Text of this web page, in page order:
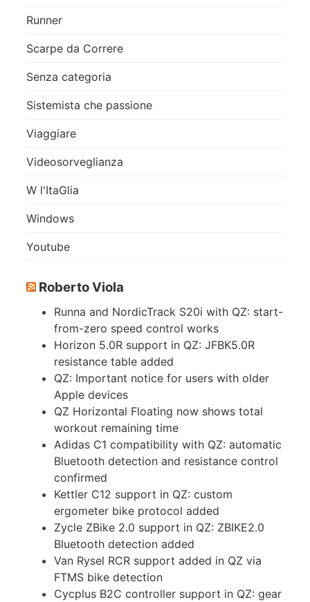
Runner
Scarpe da Correre
Senza categoria
Sistemista che passione
Viaggiare
Videosorveglianza
W l'ItaGlia
Windows
Youtube
Roberto Viola
Runna and NordicTrack S20i with QZ: start-
from-zero speed control works
Horizon 5.0R support in QZ: JFBK5.0R
resistance table added
QZ: Important notice for users with older
Apple devices
QZ Horizontal Floating now shows total
workout remaining time
Adidas C1 compatibility with QZ: automatic
Bluetooth detection and resistance control
confirmed
Kettler C12 support in QZ: custom
ergometer bike protocol added
Zycle ZBike 2.0 support in QZ: ZBIKE2.0
Bluetooth detection added
Van Rysel RCR support added in QZ via
FTMS bike detection
Cycplus B2C controller support in QZ: gear